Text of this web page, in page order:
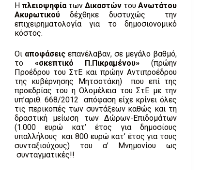
Η πλειοψηφία των Δικαστών του Ανωτάτου
Ακυρωτικούδέχθηκε δυστυχώς την
επιχειρηματολογία για το δημοσιονομικό
κόστος.
Οι αποφάσεις επανέλαβαν, σε μεγάλο βαθμό,
το «σκεπτικό Π.Πικραμένου» (πρώην
Προέδρου του ΣτΕ και πρώην Αντιπροέδρου
της κυβέρνησης Μητσοτάκη) που επί της
προεδρίας του η Ολομέλεια του ΣτΕ με την
υπ’αριθ. 668/2012 απόφαση είχε κρίνει όλες
τις περικοπές των συντάξεων καθώς και τη
δραστική μείωση των Δώρων-Επιδομάτων
(1.000 ευρώ κατ’ έτος για δημοσίους
υπαλλήλους και 800 ευρώ κατ’ έτος για τους
συνταξιούχους) του α’ Μνημονίου ως
συνταγματικές!!